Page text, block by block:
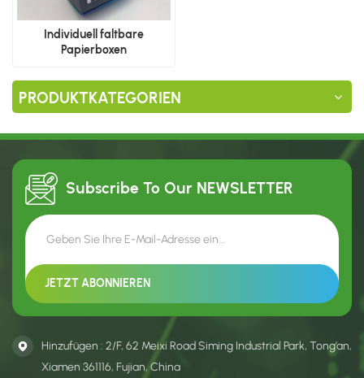
Individuell faltbare
Papierboxen
PRODUKTKATEGORIEN
Subscribe To Our NEWSLETTER
Hinzufügen : 2/F, 62 Meixi Road Siming Industrial Park, Tong’an,
Xiamen 361116, Fujian, China